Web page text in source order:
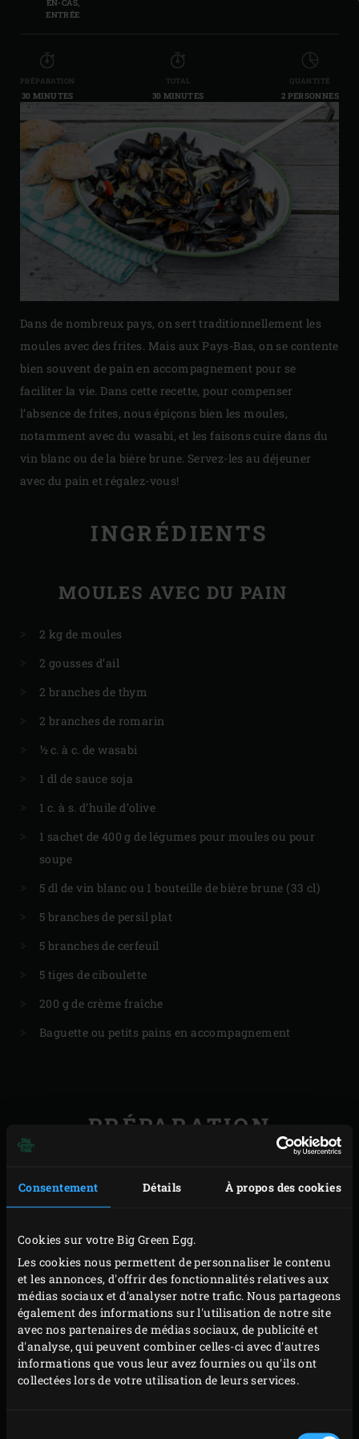
Consentement Détails À propos des cookies
Cookies sur votre Big Green Egg.
Les cookies nous permettent de personnaliser le contenu
et les annonces, d'offrir des fonctionnalités relatives aux
médias sociaux et d'analyser notre trafic. Nous partageons
également des informations sur l'utilisation de notre site
avec nos partenaires de médias sociaux, de publicité et
d'analyse, qui peuvent combiner celles-ci avec d'autres
informations que vous leur avez fournies ou qu'ils ont
collectées lors de votre utilisation de leurs services.
EN-CAS,
ENTRÉE
PRÉPARATION
30 MINUTES
TOTAL
30 MINUTES
QUANTITÉ
2 PERSONNES
Dans de nombreux pays, on sert traditionnellement les
moules avec des frites. Mais aux Pays-Bas, on se contente
bien souvent de pain en accompagnement pour se
faciliter la vie. Dans cette recette, pour compenser
l’absence de frites, nous épiçons bien les moules,
notamment avec du wasabi, et les faisons cuire dans du
vin blanc ou de la bière brune. Servez-les au déjeuner
avec du pain et régalez-vous!
INGRÉDIENTS
MOULES AVEC DU PAIN
2 kg de moules
2 gousses d’ail
2 branches de thym
2 branches de romarin
½ c. à c. de wasabi
1 dl de sauce soja
1 c. à s. d’huile d’olive
1 sachet de 400 g de légumes pour moules ou pour
soupe
5 dl de vin blanc ou 1 bouteille de bière brune (33 cl)
5 branches de persil plat
5 branches de cerfeuil
5 tiges de ciboulette
200 g de crème fraîche
Baguette ou petits pains en accompagnement
PRÉPARATION
lagrille en acier inoxydable
. Dans l’intervalle,
contrôlez les moules et jetez celles qui sont cassées
ou ouvertes. Placez les moules restantes dans une
passoire et rincez-les. Épluchez et émincez l’ail,
prélevez les feuilles de thym et les aiguilles de
romarin et hachez-les finement. Mélangez le
wasabi et la sauce soja
Faites chauffer l’huile d’olive dans la poêle à paella
sur la grille de l’EGG. Attendez que l’huile soit très
chaude. Ajoutez les légumes et l’ail, laissez rissoler
finement hachées et les moules. Arrosez de vin